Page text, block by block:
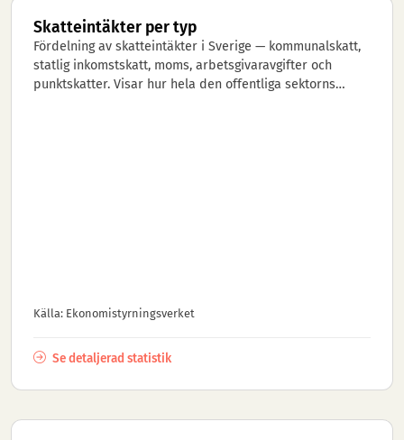
Skatteintäkter per typ
Fördelning av skatteintäkter i Sverige — kommunalskatt,
statlig inkomstskatt, moms, arbetsgivaravgifter och
punktskatter. Visar hur hela den offentliga sektorns
Källa: Ekonomistyrningsverket
Se detaljerad statistik